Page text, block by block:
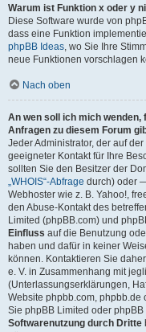
Warum ist Funktion x oder y
Diese Software wurde von
dass eine Funktion
phpBB Ideas, wo Sie Ihre
neue Funktionen vorschlagen
Nach oben
An wen soll ich mich
Anfragen zu diesem Forum
Jeder Administrator, der auf
geeigneter Kontakt für Ihre
sollten Sie den Besitzer der
„WHOIS“-Abfrage durch) oder
Webhoster wie z. B. Yahoo!,
den Abuse-Kontakt des
Limited (phpBB.com) und
Einfluss auf die Benutzung
haben und dafür in keiner
können. Kontaktieren Sie
e. V. in Zusammenhang mit
(Unterlassungserklärungen,
Website phpbb.com, phpbb.de
Sie phpBB Limited oder
Softwarenutzung durch Dritte